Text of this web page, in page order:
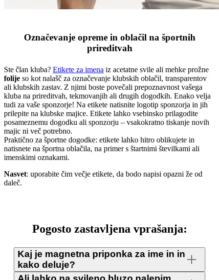
Označevanje opreme in oblačil na športnih
prireditvah
Ste član kluba? Etikete za imena iz acetatne svile ali mehke prožne
folije so kot nalašč za označevanje klubskih oblačil, transparentov
ali klubskih zastav. Z njimi boste povečali prepoznavnost vašega
kluba na prireditvah, tekmovanjih ali drugih dogodkih. Enako velja
tudi za vaše sponzorje! Na etikete natisnite logotip sponzorja in jih
prilepite na klubske majice. Etikete lahko vsebinsko prilagodite
posameznemu dogodku ali sponzorju – vsakokratno tiskanje novih
majic ni več potrebno.
Praktično za športne dogodke: etikete lahko hitro oblikujete in
natisnete na športna oblačila, na primer s štartnimi številkami ali
imenskimi oznakami.
Nasvet: uporabite čim večje etikete, da bodo napisi opazni že od
daleč.
Pogosto zastavljena vprašanja:
Kaj je magnetna priponka za ime in in
kako deluje?